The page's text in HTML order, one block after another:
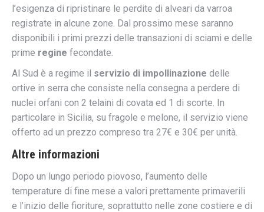
l’esigenza di ripristinare le perdite di alveari da varroa
registrate in alcune zone. Dal prossimo mese saranno
disponibili i primi prezzi delle transazioni di sciami e delle
prime regine fecondate.
Al Sud è a regime il servizio di impollinazione delle
ortive in serra che consiste nella consegna a perdere di
nuclei orfani con 2 telaini di covata ed 1 di scorte. In
particolare in Sicilia, su fragole e melone, il servizio viene
offerto ad un prezzo compreso tra 27€ e 30€ per unità.
Altre informazioni
Dopo un lungo periodo piovoso, l’aumento delle
temperature di fine mese a valori prettamente primaverili
e l’inizio delle fioriture, soprattutto nelle zone costiere e di